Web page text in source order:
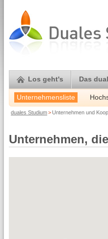
Los geht's Das
Unternehmensliste
duales Studium> Unternehmen und
Unternehmen,